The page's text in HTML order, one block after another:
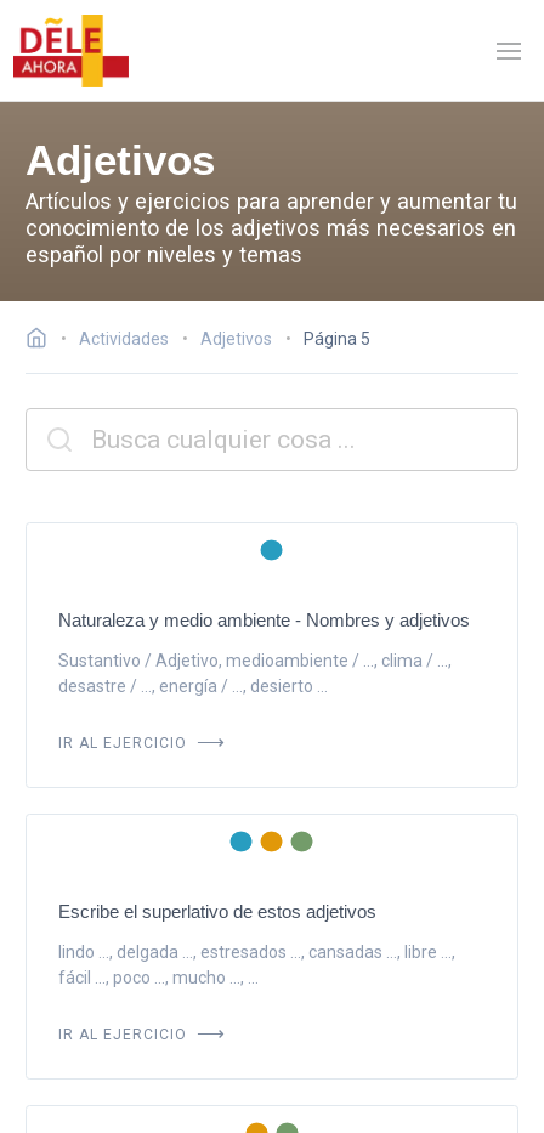
Adjetivos
Artículos y ejercicios para aprender y aumentar tu
conocimiento de los adjetivos más necesarios en
español por niveles y temas
Actividades Adjetivos Página 5
Naturaleza y medio ambiente - Nombres y adjetivos
Sustantivo / Adjetivo, medioambiente / ..., clima / ...,
desastre / ..., energía / ..., desierto ...
IR AL EJERCICIO
Escribe el superlativo de estos adjetivos
lindo ..., delgada ..., estresados ..., cansadas ..., libre ...,
fácil ..., poco ..., mucho ..., ...
IR AL EJERCICIO